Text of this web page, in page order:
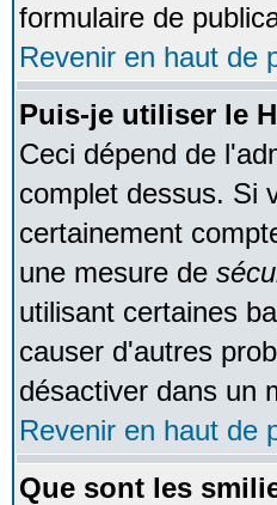
formulaire de
Revenir en haut de
Puis-je utiliser le
Ceci dépend de
complet dessus. Si
certainement
une mesure de
utilisant certaines
causer d'autres
désactiver dans un
Revenir en haut de
Que sont les